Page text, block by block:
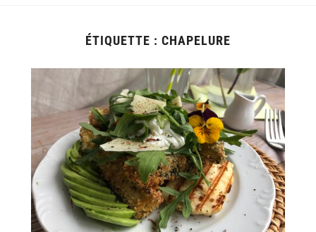
ÉTIQUETTE : CHAPELURE